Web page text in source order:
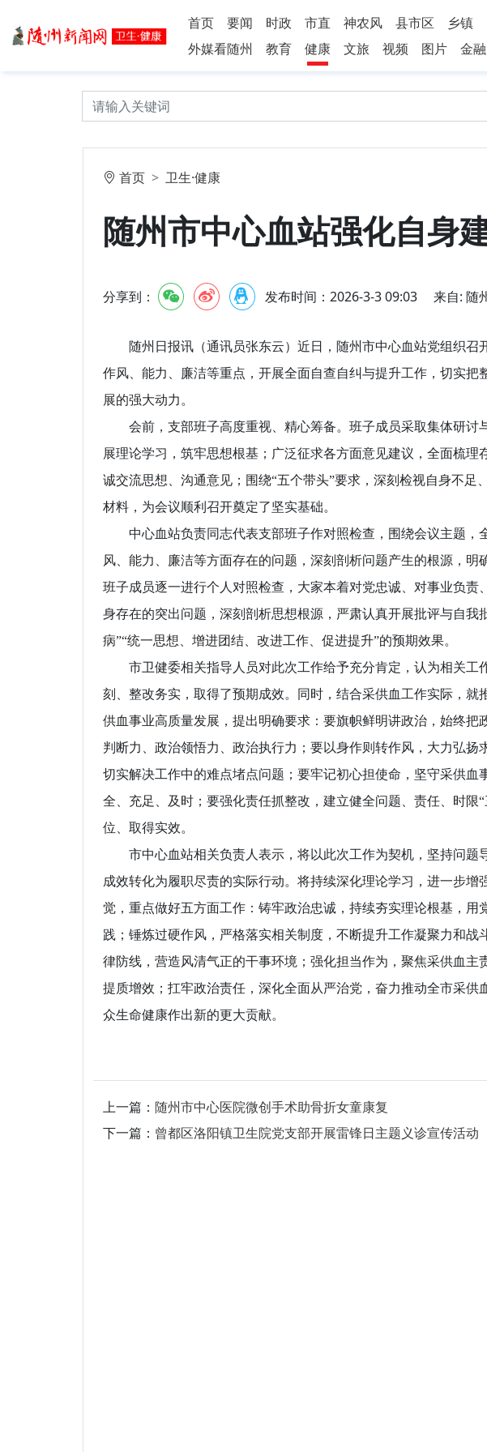
首页 要闻 时政 市直 神农风 县市区 乡镇
外媒看随州
教育 健康 文旅 视频 图片 金融
首页 卫生·健康
随州市中心血站强化自身
分享到： 发布时间：2026-3-3 09:03 来自: 随
随州日报讯（通讯员张东云）近日，随州市中心血站党组织召
作风、能力、廉洁等重点，开展全面自查自纠与提升工作，切实把
展的强大动力。
会前，支部班子高度重视、精心筹备。班子成员采取集体研讨
展理论学习，筑牢思想根基；广泛征求各方面意见建议，全面梳理
诚交流思想、沟通意见；围绕“五个带头”要求，深刻检视自身不足
材料，为会议顺利召开奠定了坚实基础。
中心血站负责同志代表支部班子作对照检查，围绕会议主题，
风、能力、廉洁等方面存在的问题，深刻剖析问题产生的根源，明
班子成员逐一进行个人对照检查，大家本着对党忠诚、对事业负责
身存在的突出问题，深刻剖析思想根源，严肃认真开展批评与自我
病”“统一思想、增进团结、改进工作、促进提升”的预期效果。
市卫健委相关指导人员对此次工作给予充分肯定，认为相关工
刻、整改务实，取得了预期成效。同时，结合采供血工作实际，就
供血事业高质量发展，提出明确要求：要旗帜鲜明讲政治，始终把
判断力、政治领悟力、政治执行力；要以身作则转作风，大力弘扬
切实解决工作中的难点堵点问题；要牢记初心担使命，坚守采供血
全、充足、及时；要强化责任抓整改，建立健全问题、责任、时限
位、取得实效。
市中心血站相关负责人表示，将以此次工作为契机，坚持问题
成效转化为履职尽责的实际行动。将持续深化理论学习，进一步增
觉，重点做好五方面工作：铸牢政治忠诚，持续夯实理论根基，用
践；锤炼过硬作风，严格落实相关制度，不断提升工作凝聚力和战
律防线，营造风清气正的干事环境；强化担当作为，聚焦采供血主
提质增效；扛牢政治责任，深化全面从严治党，奋力推动全市采供
众生命健康作出新的更大贡献。
上一篇： 随州市中心医院微创手术助骨折女童康复
下一篇： 曾都区洛阳镇卫生院党支部开展雷锋日主题义诊宣传活动